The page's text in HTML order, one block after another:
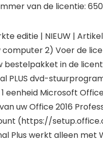
van de licentie:
editie | NIEUW |
2) Voer de
in de
PLUS dvd-
eenheid Microsoft
uw Office 2016
(https://
werkt alleen met